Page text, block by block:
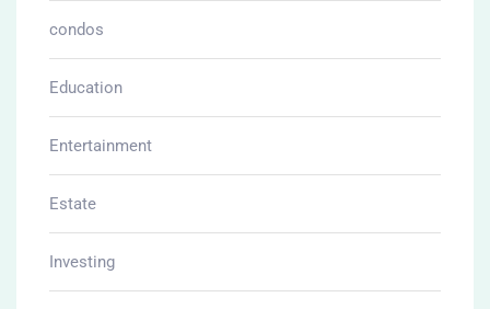
condos
Education
Entertainment
Estate
Investing